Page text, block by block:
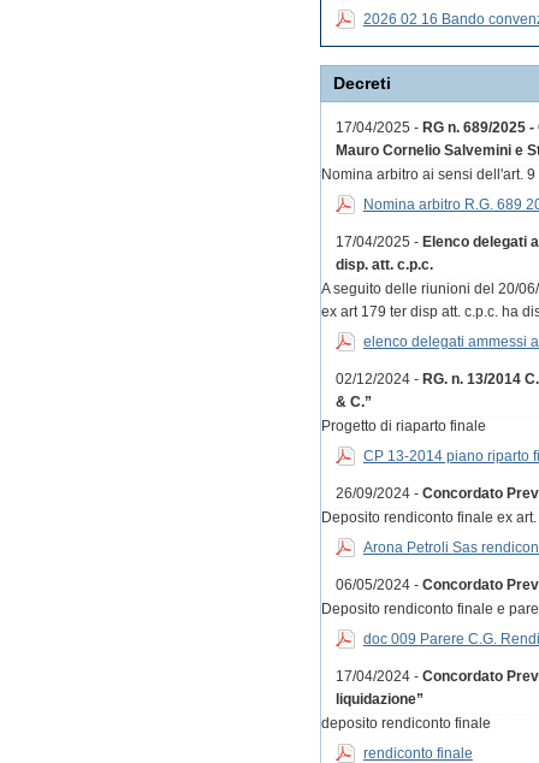
2026 02 16 Bando
Decreti
17/04/2025 - RG n. 689/2025
Mauro Cornelio Salvemini e
Nomina arbitro ai sensi dell'art.
Nomina arbitro R.G. 689
17/04/2025 - Elenco delegati
disp. att. c.p.c.
A seguito delle riunioni del 20/
ex art 179 ter disp att. c.p.c. ha
elenco delegati ammessi
02/12/2024 - RG. n. 13/2014
& C.”
Progetto di riaparto finale
CP 13-2014 piano riparto
26/09/2024 - Concordato
Deposito rendiconto finale ex art.
Arona Petroli Sas
06/05/2024 - Concordato
Deposito rendiconto finale e
doc 009 Parere C.G.
17/04/2024 - Concordato
liquidazione”
deposito rendiconto finale
rendiconto finale